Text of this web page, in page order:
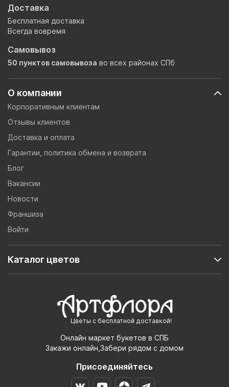
Цветы с бесплатной доставкой!
Онлайн маркет букетов в СПБ
Закажи онлайн,Забери рядом с домом
Присоединяйтесь
О компании
Корпоративным клиентам
Отзывы клиентов
Доставка и оплата
Гарантии, политика обмена и возврата
Блог
Вакансии
Новости
Франшиза
Войти
Каталог цветов
Доставка
Бесплатная доставка
Всегда вовремя
Самовывоз
50 пунктов самовывоза во всех районах СПб